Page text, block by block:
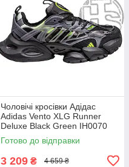
Чоловічі кросівки Адідас
Adidas Vento XLG Runner
Deluxe Black Green IH0070
Готово до відправки
3 209 ₴ 4 659 ₴